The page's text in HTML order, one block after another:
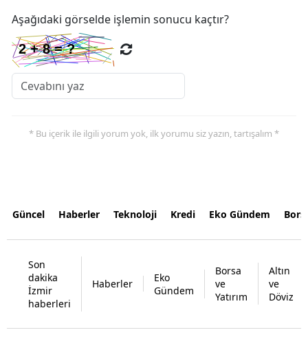
Aşağıdaki görselde işlemin sonucu kaçtır?
* Bu içerik ile ilgili yorum yok, ilk yorumu siz yazın, tartışalım *
Güncel Haberler Teknoloji Kredi Eko Gündem
Son
dakika
İzmir
haberleri
Haberler
Eko
Gündem
Borsa
ve
Yatırım
Altın
ve
Döviz